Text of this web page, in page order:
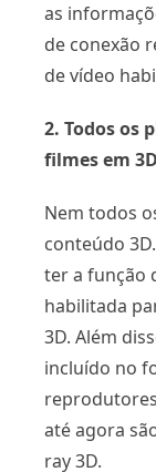
as
de conexão
de vídeo
2. Todos os
filmes em
Nem todos
conteúdo
ter a função
habilitada
3D. Além
incluído no
até agora
ray 3D.